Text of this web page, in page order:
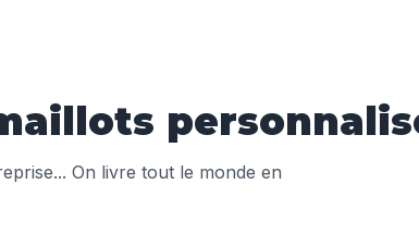
On livre tout le monde en